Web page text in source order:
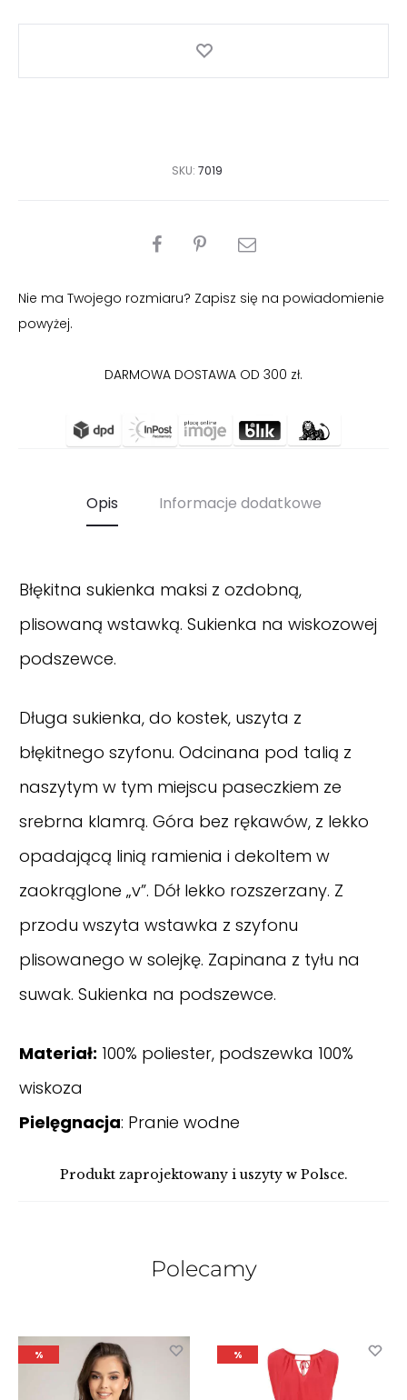
SKU: 7019
PODZIEL
Nie ma Twojego rozmiaru? Zapisz się na powiadomienie
powyżej.
DARMOWA DOSTAWA OD 300 zł.
Opis Informacje dodatkowe
Błękitna sukienka maksi z ozdobną,
plisowaną wstawką. Sukienka na wiskozowej
podszewce.
Długa sukienka, do kostek, uszyta z
błękitnego szyfonu. Odcinana pod talią z
naszytym w tym miejscu paseczkiem ze
srebrna klamrą. Góra bez rękawów, z lekko
opadającą linią ramienia i dekoltem w
zaokrąglone „v”. Dół lekko rozszerzany. Z
przodu wszyta wstawka z szyfonu
plisowanego w solejkę. Zapinana z tyłu na
suwak. Sukienka na podszewce.
Materiał: 100% poliester, podszewka 100%
wiskoza
Pielęgnacja: Pranie wodne
Produkt zaprojektowany i uszyty w Polsce.
Polecamy
% %